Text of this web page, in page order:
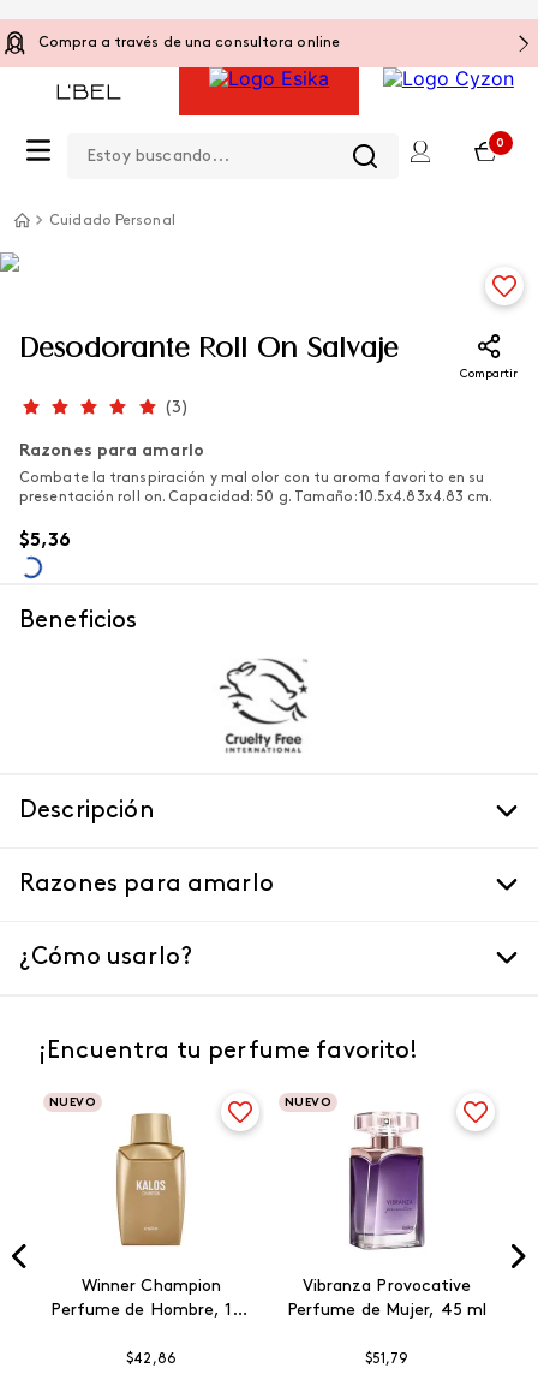
Compra a través de una consultora online
0
Cuidado Personal
Desodorante Roll On Salvaje
Compartir
(3)
Razones para amarlo
Combate la transpiración y mal olor con tu aroma favorito en su
presentación roll on. Capacidad: 50 g. Tamaño: 10.5x4.83x4.83 cm.
$5,36
Beneficios
Descripción
Razones para amarlo
¿Cómo usarlo?
¡Encuentra tu perfume favorito!
NUEVO
Winner Champion
Perfume de Hombre, 100
$42 ,86
NUEVO
Vibranza Provocative
Perfume de Mujer, 45 ml
$51 ,79